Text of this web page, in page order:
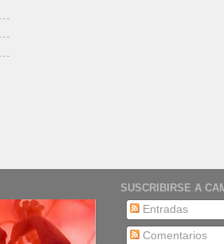
SUSCRIBIRSE A
Entradas
Comentarios